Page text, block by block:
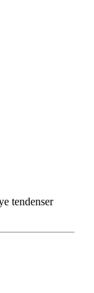
tendenser